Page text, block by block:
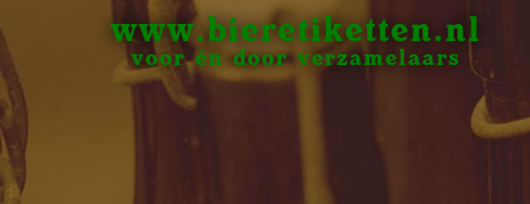
www.bieretiketten.nl
voor én door verzamelaars